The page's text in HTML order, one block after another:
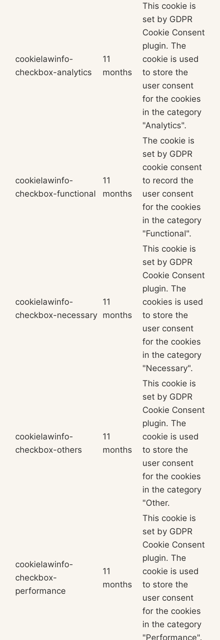
cookielawinfo-
checkbox-analytics
11
months
This cookie is
set by GDPR
Cookie Consent
plugin. The
cookie is used
to store the
user consent
for the cookies
in the category
"Analytics".
cookielawinfo-
checkbox-functional
11
months
The cookie is
set by GDPR
cookie consent
to record the
user consent
for the cookies
in the category
"Functional".
cookielawinfo-
checkbox-necessary
11
months
This cookie is
set by GDPR
Cookie Consent
plugin. The
cookies is used
to store the
user consent
for the cookies
in the category
"Necessary".
cookielawinfo-
checkbox-others
11
months
This cookie is
set by GDPR
Cookie Consent
plugin. The
cookie is used
to store the
user consent
for the cookies
in the category
"Other.
cookielawinfo-
checkbox-
performance
11
months
This cookie is
set by GDPR
Cookie Consent
plugin. The
cookie is used
to store the
user consent
for the cookies
in the category
"Performance".